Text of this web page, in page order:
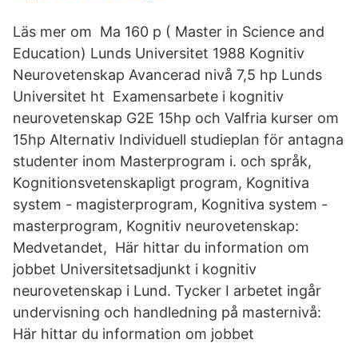
Läs mer om Ma 160 p ( Master in Science and
Education) Lunds Universitet 1988 Kognitiv
Neurovetenskap Avancerad nivå 7,5 hp Lunds
Universitet ht Examensarbete i kognitiv
neurovetenskap G2E 15hp och Valfria kurser om
15hp Alternativ Individuell studieplan för antagna
studenter inom Masterprogram i. och språk,
Kognitionsvetenskapligt program, Kognitiva
system - magisterprogram, Kognitiva system -
masterprogram, Kognitiv neurovetenskap:
Medvetandet, Här hittar du information om
jobbet Universitetsadjunkt i kognitiv
neurovetenskap i Lund. Tycker I arbetet ingår
undervisning och handledning på masternivå:
Här hittar du information om jobbet